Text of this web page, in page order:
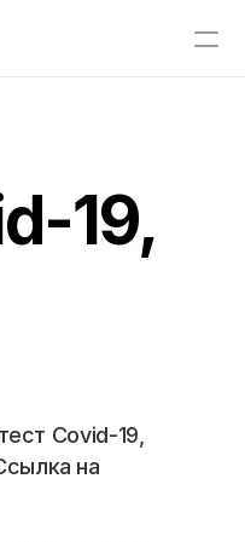
19,
Covid-19,
на